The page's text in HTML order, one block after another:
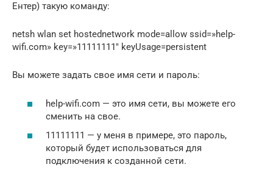
Ентер) такую команду:
netsh wlan set hostednetwork mode=allow ssid=»help-
wifi.com» key=»11111111″ keyUsage=persistent
Вы можете задать свое имя сети и пароль:
help-wifi.com — это имя сети, вы можете его
сменить на свое.
11111111 — у меня в примере, это пароль,
который будет использоваться для
подключения к созданной сети.